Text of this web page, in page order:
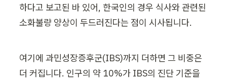
하다고 보고된 바 있어, 한국인의 경우 식사와 관련된
소화불량 양상이 두드러진다는 점이 시사됩니다.
여기에 과민성장증후군(IBS)까지 더하면 그 비중은
더 커집니다. 인구의 약 10%가 IBS의 진단 기준을